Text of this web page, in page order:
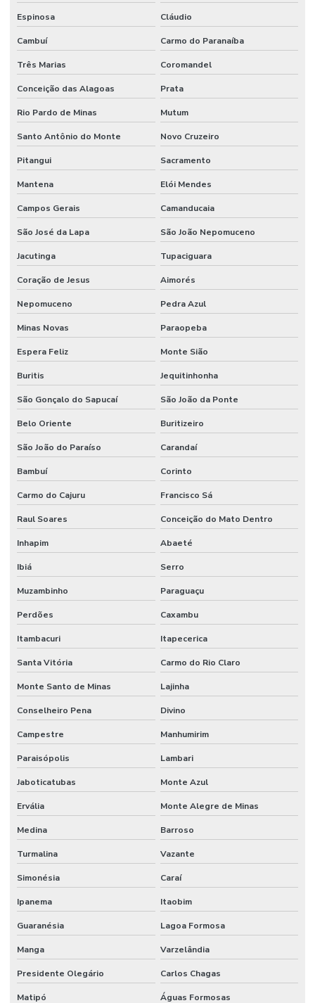
Espinosa Cláudio
Cambuí Carmo do Paranaíba
Três Marias Coromandel
Conceição das Alagoas Prata
Rio Pardo de Minas Mutum
Santo Antônio do Monte Novo Cruzeiro
Pitangui Sacramento
Mantena Elói Mendes
Campos Gerais Camanducaia
São José da Lapa São João Nepomuceno
Jacutinga Tupaciguara
Coração de Jesus Aimorés
Nepomuceno Pedra Azul
Minas Novas Paraopeba
Espera Feliz Monte Sião
Buritis Jequitinhonha
São Gonçalo do Sapucaí São João da Ponte
Belo Oriente Buritizeiro
São João do Paraíso Carandaí
Bambuí Corinto
Carmo do Cajuru Francisco Sá
Raul Soares Conceição do Mato Dentro
Inhapim Abaeté
Ibiá Serro
Muzambinho Paraguaçu
Perdões Caxambu
Itambacuri Itapecerica
Santa Vitória Carmo do Rio Claro
Monte Santo de Minas Lajinha
Conselheiro Pena Divino
Campestre Manhumirim
Paraisópolis Lambari
Jaboticatubas Monte Azul
Ervália Monte Alegre de Minas
Medina Barroso
Turmalina Vazante
Simonésia Caraí
Ipanema Itaobim
Guaranésia Lagoa Formosa
Manga Varzelândia
Presidente Olegário Carlos Chagas
Matipó Águas Formosas